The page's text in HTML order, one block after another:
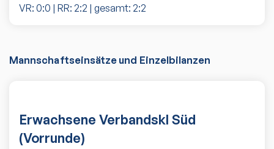
VR: 0:0 | RR: 2:2 | gesamt: 2:2
Mannschaftseinsätze und Einzelbilanzen
Erwachsene Verbandskl Süd
(Vorrunde)